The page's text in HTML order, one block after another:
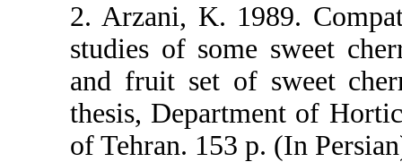
2. Arzani, K.
studies of
and fruit set
thesis,
of Tehran. 153